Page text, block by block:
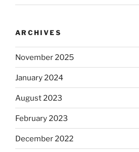
ARCHIVES
November 2025
January 2024
August 2023
February 2023
December 2022